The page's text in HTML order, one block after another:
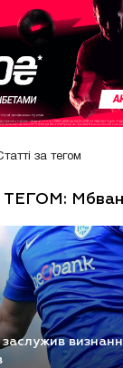
за тегом
ТЕГОМ: